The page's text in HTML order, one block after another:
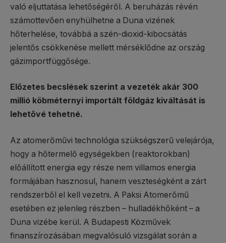
való eljuttatása lehetőségéről. A beruházás révén
számottevően enyhülhetne a Duna vizének
hőterhelése, továbbá a szén-dioxid-kibocsátás
jelentős csökkenése mellett mérséklődne az ország
gázimportfüggősége.
Előzetes becslések szerint a vezeték akár 300
millió köbméternyi importált földgáz kiváltását is
lehetővé tehetné.
Az atomerőművi technológia szükségszerű velejárója,
hogy a hőtermelő egységekben (reaktorokban)
előállított energia egy része nem villamos energia
formájában hasznosul, hanem veszteségként a zárt
rendszerből el kell vezetni. A Paksi Atomerőmű
esetében ez jelenleg részben – hulladékhőként – a
Duna vizébe kerül. A Budapesti Közművek
finanszírozásában megvalósuló vizsgálat során a